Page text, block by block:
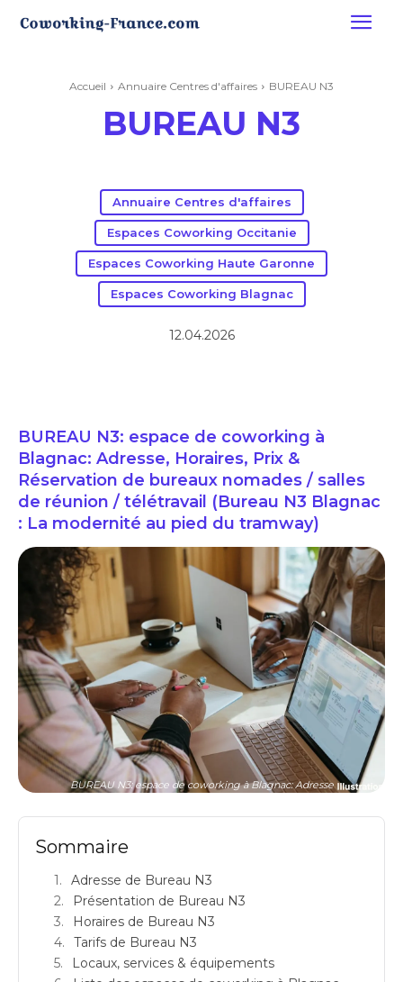
Accueil Annuaire Centres d'affaires BUREAU N3
BUREAU N3
Annuaire Centres d'affaires
Espaces Coworking Occitanie
Espaces Coworking Haute Garonne
Espaces Coworking Blagnac
12.04.2026
BUREAU N3: espace de coworking à
Blagnac: Adresse, Horaires, Prix &
Réservation de bureaux nomades / salles
de réunion / télétravail (Bureau N3 Blagnac
: La modernité au pied du tramway)
BUREAU N3: espace de coworking à Blagnac: Adresse
Sommaire
Adresse de Bureau N3
Présentation de Bureau N3
Horaires de Bureau N3
Tarifs de Bureau N3
Locaux, services & équipements